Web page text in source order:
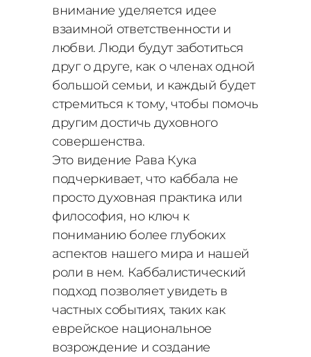
внимание уделяется идее
взаимной ответственности и
любви. Люди будут заботиться
друг о друге, как о членах одной
большой семьи, и каждый будет
стремиться к тому, чтобы помочь
другим достичь духовного
совершенства.
Это видение Рава Кука
подчеркивает, что каббала не
просто духовная практика или
философия, но ключ к
пониманию более глубоких
аспектов нашего мира и нашей
роли в нем. Каббалистический
подход позволяет увидеть в
частных событиях, таких как
еврейское национальное
возрождение и создание